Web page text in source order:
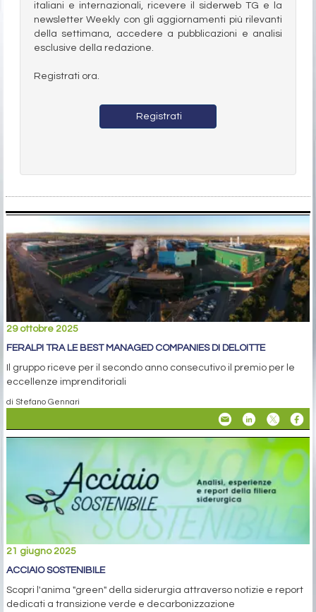
italiani e internazionali, ricevere il siderweb TG e la
newsletter Weekly con gli aggiornamenti più rilevanti
della settimana, accedere a pubblicazioni e analisi
esclusive della redazione.
Registrati ora.
Registrati
29 ottobre 2025
FERALPI TRA LE BEST MANAGED COMPANIES DI DELOITTE
Il gruppo riceve per il secondo anno consecutivo il premio per le
eccellenze imprenditoriali
di Stefano Gennari
21 giugno 2025
ACCIAIO SOSTENIBILE
Scopri l'anima "green" della siderurgia attraverso notizie e report
dedicati a transizione verde e decarbonizzazione